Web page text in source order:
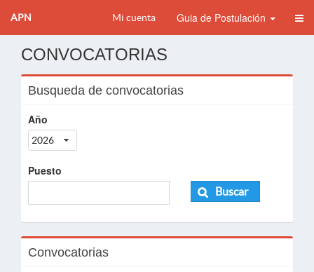
APN Mi cuenta Guia de Postulación
CONVOCATORIAS
Busqueda de convocatorias
Año
2026
Puesto
Buscar
Convocatorias